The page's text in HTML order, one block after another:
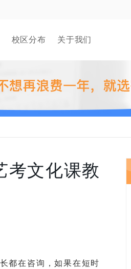
校区分布 关于我们
考文化课教
都在咨询，如果在短时